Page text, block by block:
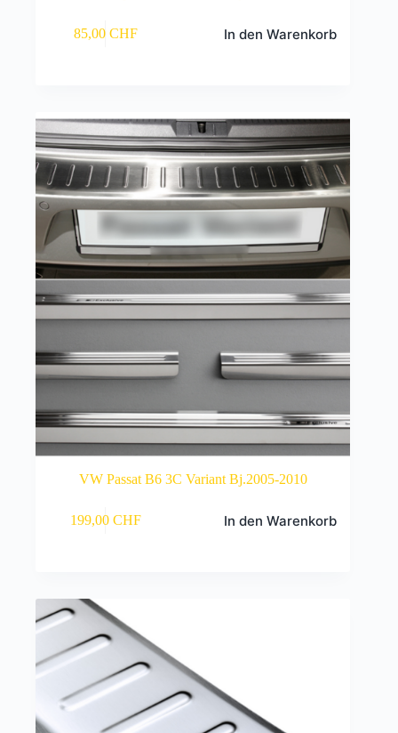
85,00 CHF In den Warenkorb
VW Passat B6 3C Variant Bj.2005-2010
199,00 CHF In den Warenkorb